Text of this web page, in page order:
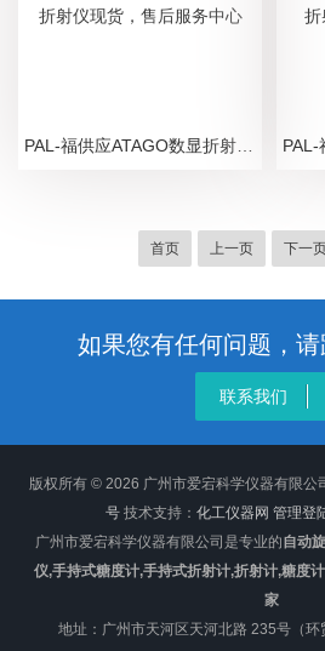
首页 上一页 下一
如果您有任何问题，请
联系我们
版权所有 © 2026 广州市爱宕科学仪器有限公
号 技术支持： 化工仪器网 管理登
广州市爱宕科学仪器有限公司是专业的自动
仪,手持式糖度计,手持式折射计,折射计,糖度
家
地址：广州市天河区天河北路 235号（